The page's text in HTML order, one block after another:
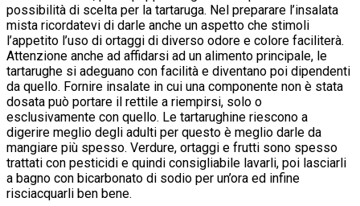
possibilità di scelta per la tartaruga. Nel preparare l’insalata
mista ricordatevi di darle anche un aspetto che stimoli
l’appetito l’uso di ortaggi di diverso odore e colore faciliterà.
Attenzione anche ad affidarsi ad un alimento principale, le
tartarughe si adeguano con facilità e diventano poi dipendenti
da quello. Fornire insalate in cui una componente non è stata
dosata può portare il rettile a riempirsi, solo o
esclusivamente con quello. Le tartarughine riescono a
digerire meglio degli adulti per questo è meglio darle da
mangiare più spesso. Verdure, ortaggi e frutti sono spesso
trattati con pesticidi e quindi consigliabile lavarli, poi lasciarli
a bagno con bicarbonato di sodio per un’ora ed infine
risciacquarli ben bene.